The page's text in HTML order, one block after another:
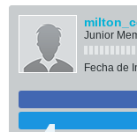
Junior
Fecha de